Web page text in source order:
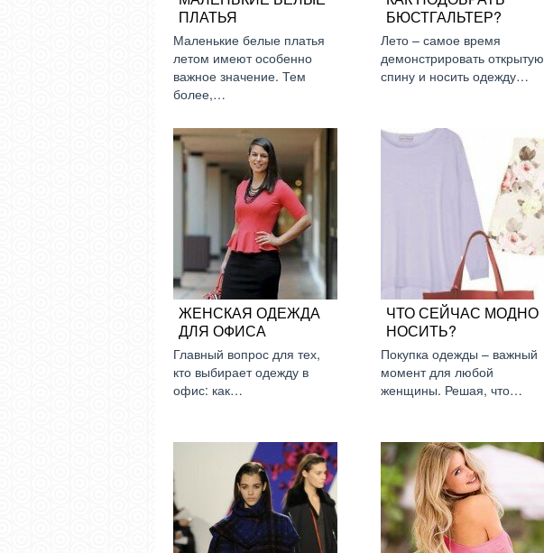
ПЛАТЬЯ
Маленькие белые платья
летом имеют особенно
важное значение. Тем
более,…
БЮСТГАЛЬТЕР?
Лето – самое время
демонстрировать открытую
спину и носить одежду…
ЖЕНСКАЯ ОДЕЖДА
ДЛЯ ОФИСА
Главный вопрос для тех,
кто выбирает одежду в
офис: как…
ЧТО СЕЙЧАС МОДНО
НОСИТЬ?
Покупка одежды – важный
момент для любой
женщины. Решая, что…